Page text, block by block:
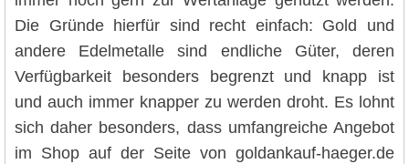
Die Gründe hierfür sind recht einfach: Gold und
andere Edelmetalle sind endliche Güter, deren
Verfügbarkeit besonders begrenzt und knapp ist
und auch immer knapper zu werden droht. Es lohnt
sich daher besonders, dass umfangreiche Angebot
im Shop auf der Seite von goldankauf-haeger.de